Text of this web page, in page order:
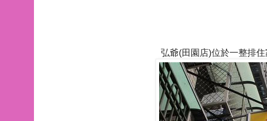
弘爺(田園店)位於一整排